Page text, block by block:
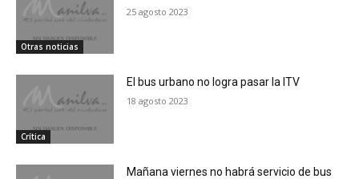
Otras noticias
25 agosto 2023
Crítica
El bus urbano no logra pasar la ITV
18 agosto 2023
Mañana viernes no habrá servicio de bus